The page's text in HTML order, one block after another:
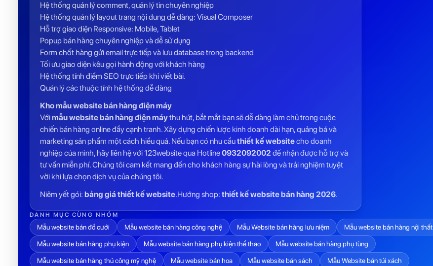
Hệ thống quản lý comment, quản lý tin chuyên nghiệp
Hệ thống quản lý layout trang nội dung dễ dàng: Visual Composer
Hỗ trợ giao diện Responsive: Mobile, Tablet
Popup bán hàng chuyên nghiệp và dễ sử dụng
Form chốt hàng gửi email trực tiếp và lưu database trong backend
Tối ưu giao diện kêu gọi hành động với khách hàng
Hệ thống tính điểm SEO trực tiếp khi viết bài.
Quản lý các thuộc tính hệ thống dễ dàng
Kho mẫu website bán hàng điện máy
Vớimẫu website bán hàng điện máythu hút, bắt mắt bạn sẽ dễ dàng làm chủ trong cuộc
chiến bán hàng online đầy cạnh tranh. Xây dựng chiến lược kinh doanh dài hạn, quảng bá và
marketing sản phẩm một cách hiểu quả. Nếu bạn có nhu cầuthiết kế websitecho doanh
nghiệp của mình, hãy liên hệ với123websitequa Hotline0932092002 để nhận được hỗ trợ và
tư vấn miễn phí. Chúng tôi cam kết mang đến cho khách hàng sự hài lòng và trải nghiệm tuyệt
vời khi lựa chọn dịch vụ của chúng tôi.
Niêm yết gói: bảng giá thiết kế website.Hướng shop: thiết kế website bán hàng 2026.
DANH MỤC CÙNG NHÓM
Mẫu website bán đồ cưới Mẫu website bán hàng công nghệ Mẫu Website bán hàng lưu niệm Mẫu website bán hàng nội thất
Mẫu website bán hàng phụ kiện Mẫu website bán hàng phụ kiện thể thao Mẫu website bán hàng phụ tùng
Mẫu website bán hàng thủ công mỹ nghệ Mẫu website bán hoa Mẫu website bán sách Mẫu Website bán túi xách